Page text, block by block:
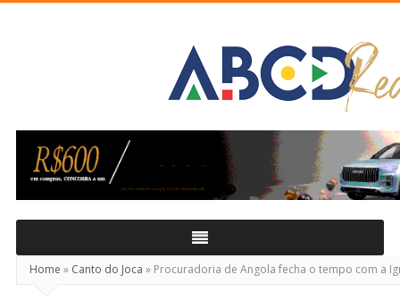
Real
Home » Canto do Joca » Procuradoria de Angola fecha o tempo com a